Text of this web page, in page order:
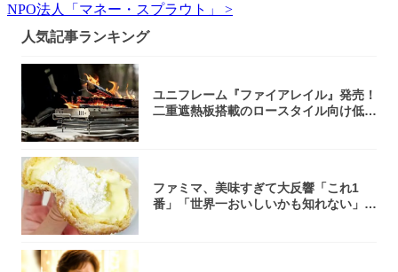
NPO法人「マネー・スプラウト」 >
人気記事ランキング
ユニフレーム『ファイアレイル』発売！
二重遮熱板搭載のロースタイル向け低型
ファミマ、美味すぎて大反響「これ1
番」「世界一おいしいかも知れない」